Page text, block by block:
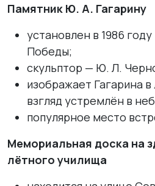
Памятник Ю. А. Гагарину
установлен в 1986
Победы;
скульптор — Ю. Л.
изображает Гагарина
взгляд устремлён в
популярное место
Мемориальная доска на
лётного училища